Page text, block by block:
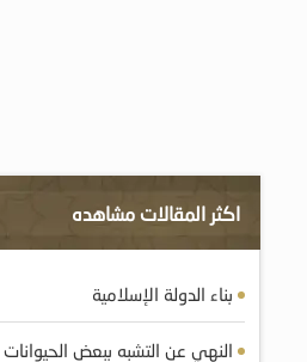
اكثر المقالات مشاهده
بناء الدولة الإسلامية
النهي عن التشبه ببعض